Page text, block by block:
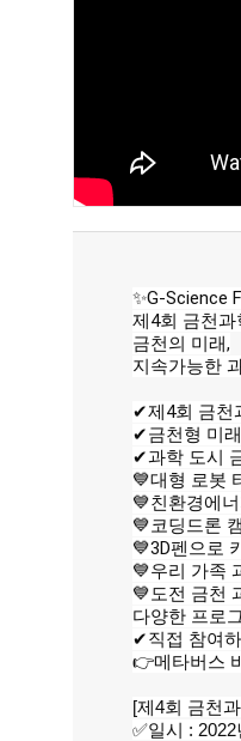
✨G-Science
제4회 금천과
금천의 미래,
지속가능한
✔제4회 금천
✔금천형 미
✔과학 도시
💙대형 로봇
💙친환경에
💙코딩드론
💙3D펜으로
💙우리 가족
💙도전 금천
다양한 프로
✔직접 참여
👉메타버스
[제4회 금천
✅일시 :